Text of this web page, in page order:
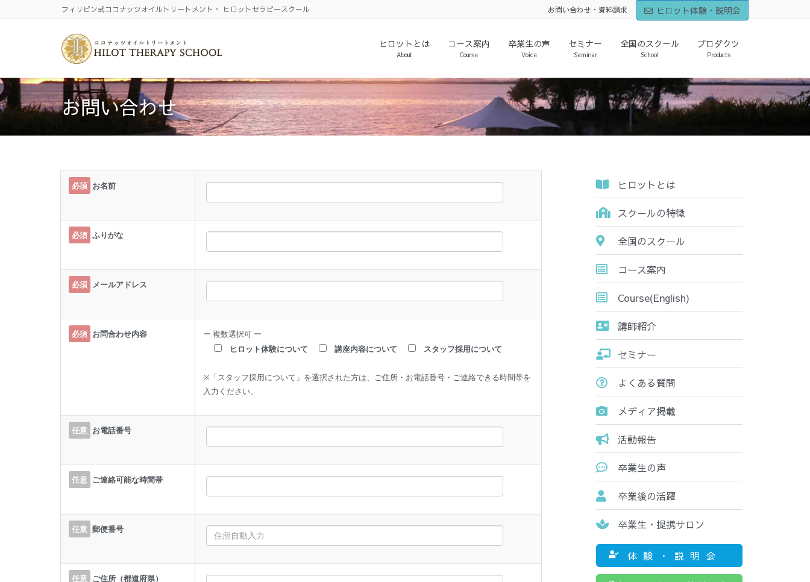
フィリピン式ココナッツオイルトリートメント・ ヒロットセラピースクール お問い合わせ・資料請求 ヒロット体験・説明会
ヒロットとは
About
コース案内
Course
卒業生の声
Voice
セミナー
Seminar
全国のスクール
School
プロダクツ
Products
お問い合わせ
必須 お名前
必須 ふりがな
必須 メールアドレス
必須 お問合わせ内容
ー 複数選択可 ー
ヒロット体験について
講座内容について スタッフ採用について
※「スタッフ採用について」を選択された方は、ご住所・お電話番号・ご連絡できる時間帯を
入力ください。
任意 お電話番号
任意 ご連絡可能な時間帯
任意 郵便番号
任意 ご住所（都道府県）
ヒロットとは
スクールの特徴
全国のスクール
コース案内
Course(English)
講師紹介
セミナー
よくある質問
メディア掲載
活動報告
卒業生の声
卒業後の活躍
卒業生・提携サロン
体験・説明会